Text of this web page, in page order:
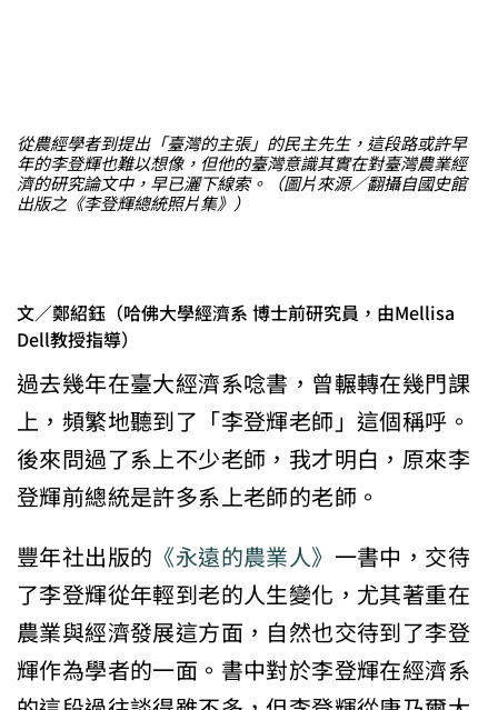
從農經學者到提出「臺灣的主張」的民主先生，這段路或許早
年的李登輝也難以想像，但他的臺灣意識其實在對臺灣農業經
濟的研究論文中，早已灑下線索。（圖片來源／翻攝自國史館
出版之《李登輝總統照片集》）
文／鄭紹鈺（哈佛大學經濟系 博士前研究員，由Mellisa
Dell教授指導）
過去幾年在臺大經濟系唸書，曾輾轉在幾門課
上，頻繁地聽到了「李登輝老師」這個稱呼。
後來問過了系上不少老師，我才明白，原來李
登輝前總統是許多系上老師的老師。
豐年社出版的《永遠的農業人》一書中，交待
了李登輝從年輕到老的人生變化，尤其著重在
農業與經濟發展這方面，自然也交待到了李登
輝作為學者的一面。書中對於李登輝在經濟系